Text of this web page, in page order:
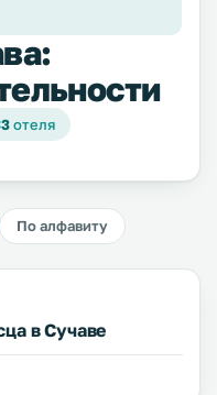
отеля
По алфавиту
в Сучаве